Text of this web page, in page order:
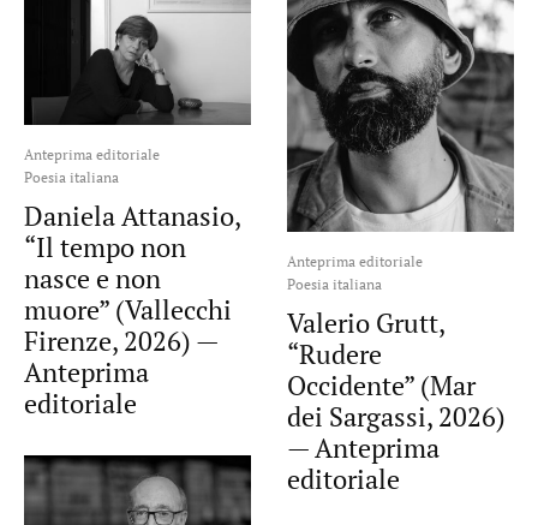
Anteprima editoriale
Poesia italiana
Daniela Attanasio,
“Il tempo non
nasce e non
muore” (Vallecchi
Firenze, 2026) —
Anteprima
editoriale
Anteprima editoriale
Poesia italiana
Valerio Grutt,
“Rudere
Occidente” (Mar
dei Sargassi, 2026)
— Anteprima
editoriale